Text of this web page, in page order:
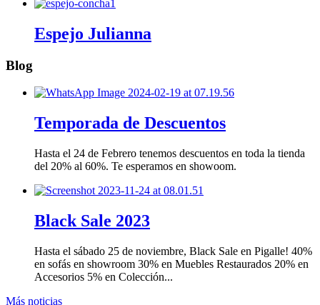
Espejo Julianna
Blog
Temporada de Descuentos
Hasta el 24 de Febrero tenemos descuentos en toda la tienda
del 20% al 60%. Te esperamos en showoom.
Black Sale 2023
Hasta el sábado 25 de noviembre, Black Sale en Pigalle! 40%
en sofás en showroom 30% en Muebles Restaurados 20% en
Accesorios 5% en Colección...
Más noticias